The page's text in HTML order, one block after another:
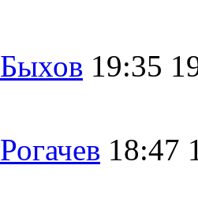
Быхов 19:35
Рогачев 18:47